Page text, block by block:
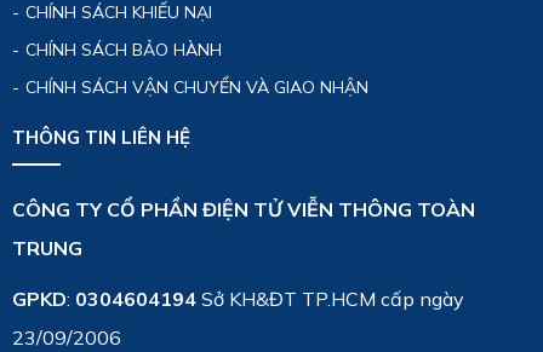
CHÍNH SÁCH KHIẾU NẠI
CHÍNH SÁCH BẢO HÀNH
CHÍNH SÁCH VẬN CHUYỂN VÀ GIAO NHẬN
THÔNG TIN LIÊN HỆ
CÔNG TY CỔ PHẦN ĐIỆN TỬ VIỄN THÔNG TOÀN
TRUNG
GPKD: 0304604194 Sở KH&ĐT TP.HCM cấp ngày
23/09/2006